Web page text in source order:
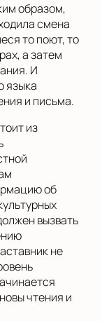
образом,
смена
то поют, то
а затем
И
языка
и письма.
из
об
вызвать
не
чтения и